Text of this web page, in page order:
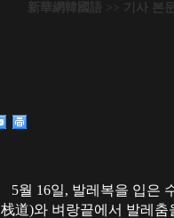
新華網韓國語 >> 기사 본문
5월 16일, 발레복을 입은
栈道)와 벼랑끝에서 발레